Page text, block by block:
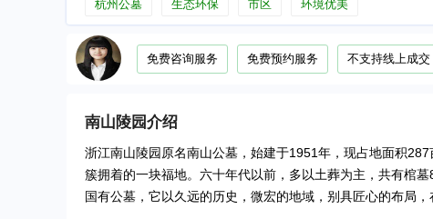
杭州公墓 生态环保 市区 环境优美
免费咨询服务 免费预约服务 不支持线上成交
南山陵园介绍
浙江南山陵园原名南山公墓，始建于1951年，现占地面积
簇拥着的一块福地。六十年代以前，多以土葬为主，共有棺
国有公墓，它以久远的历史，微宏的地域，别具匠心的布局